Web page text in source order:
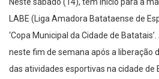
Neste sábado (14), tem inicio para a
LABE (Liga Amadora Batataense de
‘Copa Municipal da Cidade de
neste fim de semana após a liberação
das atividades esportivas na cidade de